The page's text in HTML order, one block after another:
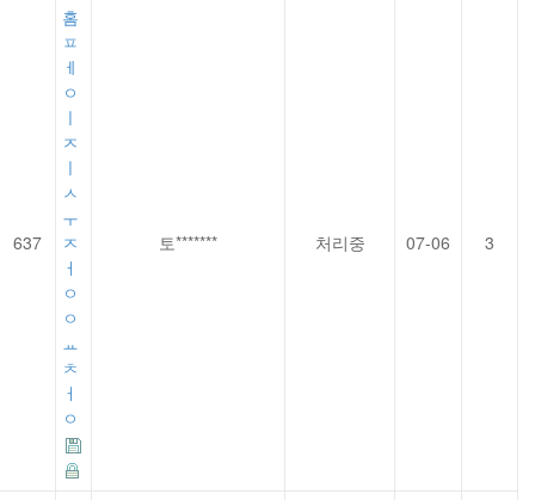
637
홈
ㅍ
ㅔ
ㅇ
ㅣ
ㅈ
ㅣ
ㅅ
ㅜ
ㅈ
ㅓ
ㅇ
ㅇ
ㅛ
ㅊ
ㅓ
ㅇ
토******* 처리중 07-06 3